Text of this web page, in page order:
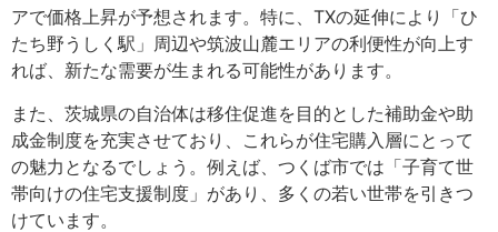
アで価格上昇が予想されます。特に、TXの延伸により「ひ
たち野うしく駅」周辺や筑波山麓エリアの利便性が向上す
れば、新たな需要が生まれる可能性があります。
また、茨城県の自治体は移住促進を目的とした補助金や助
成金制度を充実させており、これらが住宅購入層にとって
の魅力となるでしょう。例えば、つくば市では「子育て世
帯向けの住宅支援制度」があり、多くの若い世帯を引きつ
けています。